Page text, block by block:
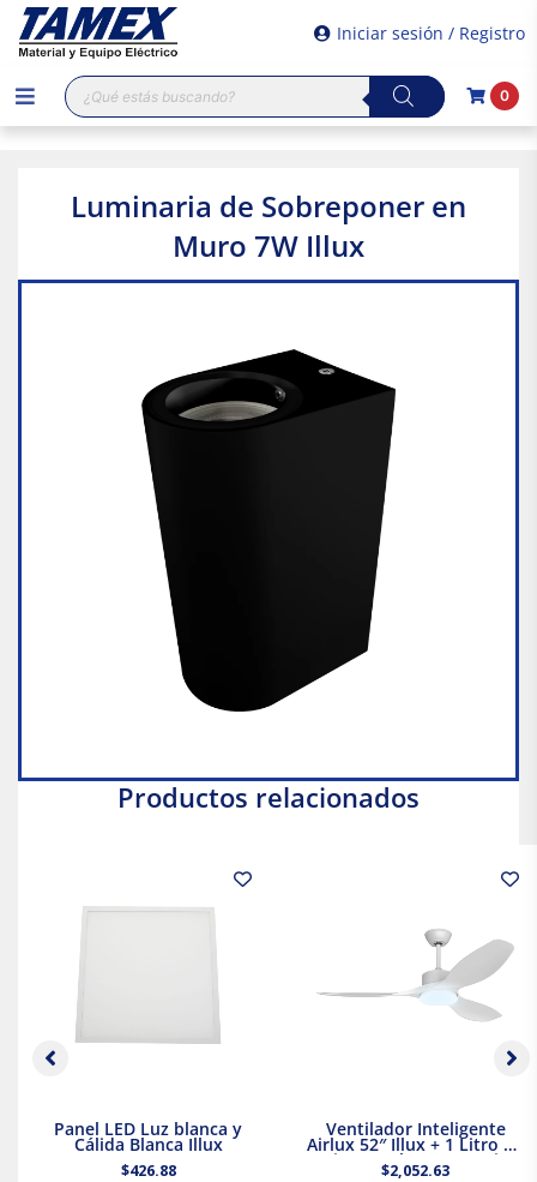
Iniciar sesión / Registro
Búsqueda
de
productos
0
Luminaria de Sobreponer en
Muro 7W Illux
Productos relacionados
Panel LED Luz blanca y
Cálida Blanca Illux
$426.88
Ventilador Inteligente
Airlux 52″ Illux + 1 Litro de
Pintura Blanca Acuario
$2,052.63